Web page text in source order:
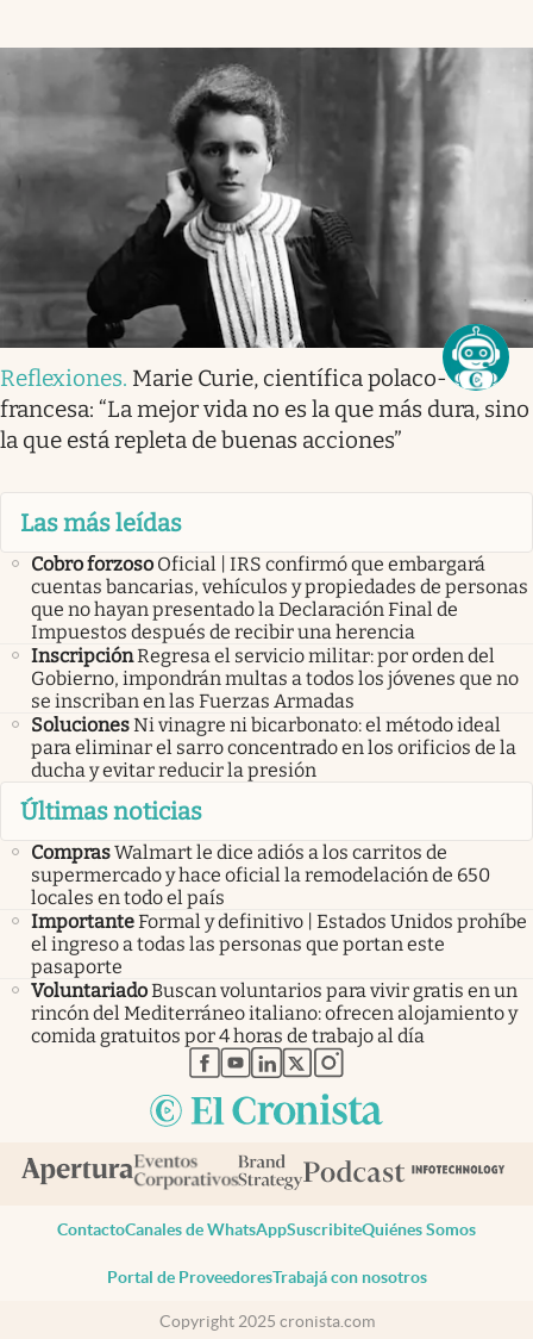
Reflexiones. Marie Curie, científica polaco-
francesa: “La mejor vida no es la que más dura, sino
la que está repleta de buenas acciones”
Las más leídas
Cobro forzoso Oficial | IRS confirmó que embargará
cuentas bancarias, vehículos y propiedades de personas
que no hayan presentado la Declaración Final de
Impuestos después de recibir una herencia
InscripciónRegresa el servicio militar: por orden del
Gobierno, impondrán multas a todos los jóvenes que no
se inscriban en las Fuerzas Armadas
SolucionesNi vinagre ni bicarbonato: el método ideal
para eliminar el sarro concentrado en los orificios de la
ducha y evitar reducir la presión
Últimas noticias
ComprasWalmart le dice adiós a los carritos de
supermercado y hace oficial la remodelación de 650
locales en todo el país
ImportanteFormal y definitivo | Estados Unidos prohíbe
el ingreso a todas las personas que portan este
pasaporte
VoluntariadoBuscan voluntarios para vivir gratis en un
rincón del Mediterráneo italiano: ofrecen alojamiento y
comida gratuitos por 4 horas de trabajo al día
abre en nueva pestaña
abre en nueva pestaña
abre en nueva pestaña
abre en nueva pestaña
abre en nueva pestaña
ContactoCanales de WhatsAppSuscribiteQuiénes Somos
Portal de ProveedoresTrabajá con nosotros
Copyright 2025 cronista.com